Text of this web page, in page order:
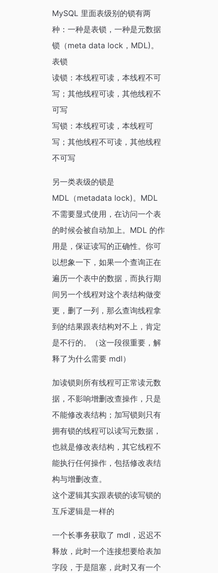
MySQL 里面表级别的锁有两
种：一种是表锁，一种是元数据
锁（meta data lock，MDL)。
表锁
读锁：本线程可读，本线程不可
写；其他线程可读，其他线程不
可写
写锁：本线程可读，本线程可
写；其他线程不可读，其他线程
不可写
另一类表级的锁是
MDL（metadata lock)。MDL
不需要显式使用，在访问一个表
的时候会被自动加上。MDL 的作
用是，保证读写的正确性。你可
以想象一下，如果一个查询正在
遍历一个表中的数据，而执行期
间另一个线程对这个表结构做变
更，删了一列，那么查询线程拿
到的结果跟表结构对不上，肯定
是不行的。（这一段很重要，解
释了为什么需要 mdl）
加读锁则所有线程可正常读元数
据，不影响增删改查操作，只是
不能修改表结构；加写锁则只有
拥有锁的线程可以读写元数据，
也就是修改表结构，其它线程不
能执行任何操作，包括修改表结
构与增删改查。
这个逻辑其实跟表锁的读写锁的
互斥逻辑是一样的
一个长事务获取了 mdl，迟迟不
释放，此时一个连接想要给表加
字段，于是阻塞，此时又有一个